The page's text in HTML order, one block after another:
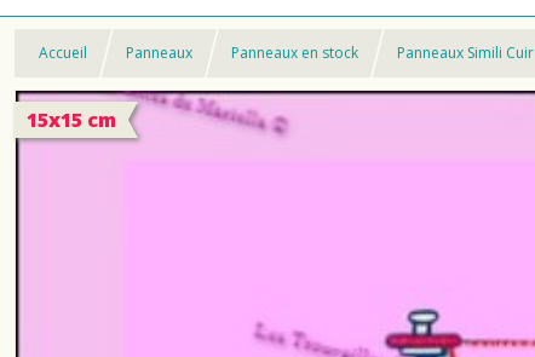
Accueil Panneaux Panneaux en stock Panneaux Simili Cuir
15x15 cm